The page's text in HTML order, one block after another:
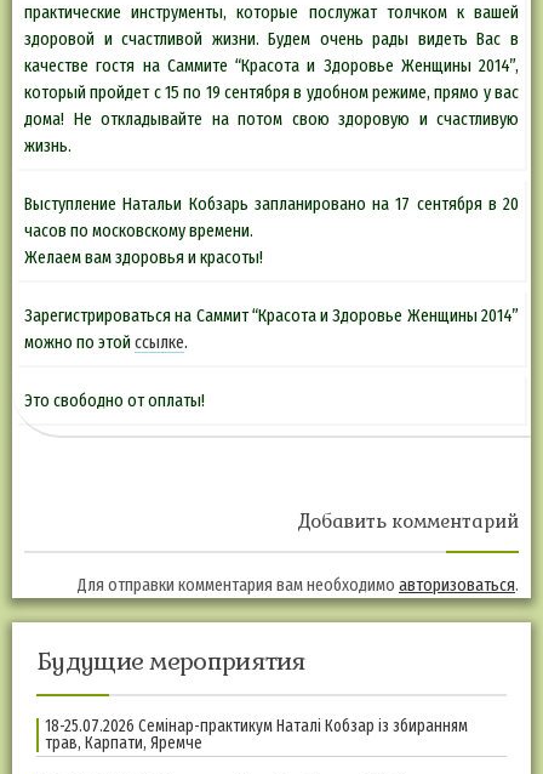
практические инструменты, которые послужат толчком к вашей
здоровой и счастливой жизни. Будем очень рады видеть Вас в
качестве гостя на Саммите “Красота и Здоровье Женщины 2014”,
который пройдет с 15 по 19 сентября в удобном режиме, прямо у вас
дома! Не откладывайте на потом свою здоровую и счастливую
жизнь.
Выступление Натальи Кобзарь запланировано на 17 сентября в 20
часов по московскому времени.
Желаем вам здоровья и красоты!
Зарегистрироваться на Саммит “Красота и Здоровье Женщины 2014”
можно по этойссылке.
Это свободно от оплаты!
Добавить комментарий
Для отправки комментария вам необходимо авторизоваться.
Будущие мероприятия
18-25.07.2026 Семінар-практикум Наталі Кобзар із збиранням
трав, Карпати, Яремче